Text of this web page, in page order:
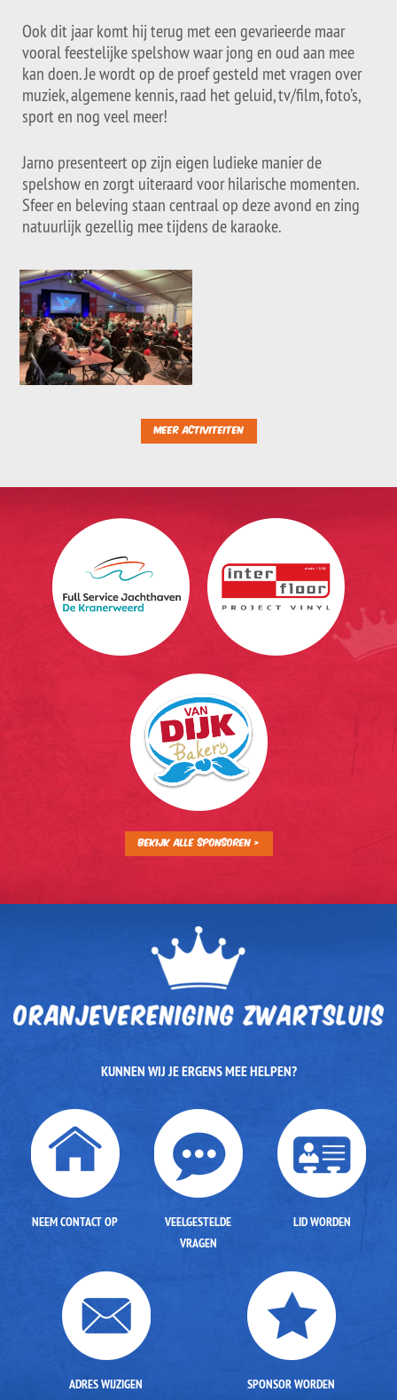
Ook dit jaar komt hij terug met een gevarieerde maar
vooral feestelijke spelshow waar jong en oud aan mee
kan doen.Je wordt op de proef gesteld met vragen over
muziek, algemene kennis, raad het geluid, tv/film, foto’s,
sport en nog veel meer!
Jarno presenteert op zijn eigen ludieke manier de
spelshow en zorgt uiteraard voor hilarische momenten.
Sfeer en beleving staan centraal op deze avond en zing
natuurlijk gezellig mee tijdens de karaoke.
Meer activiteiten
Bekijk alle sponsoren >
KUNNEN WIJ JE ERGENS MEE HELPEN?
NEEM CONTACT OP
VEELGESTELDE
VRAGEN
LID WORDEN
ADRES WIJZIGEN SPONSOR WORDEN